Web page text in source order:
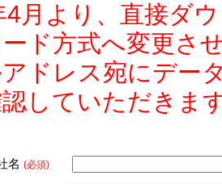
4月より、直接ダ
ド方式へ変更さ
アドレス宛にデー
していただきま
名 (必須)